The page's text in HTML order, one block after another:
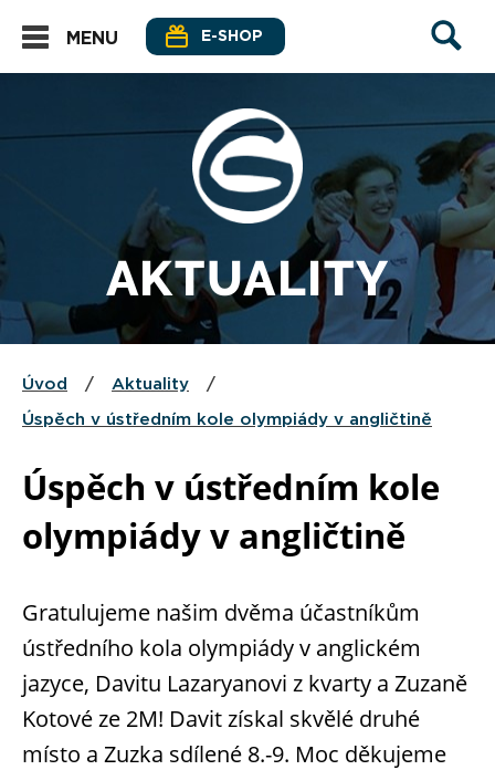
MENU E-SHOP
AKTUALITY
Úvod / Aktuality /
Úspěch v ústředním kole olympiády v angličtině
Úspěch v ústředním kole
olympiády v angličtině
Gratulujeme našim dvěma účastníkům
ústředního kola olympiády v anglickém
jazyce, Davitu Lazaryanovi z kvarty a Zuzaně
Kotové ze 2M! Davit získal skvělé druhé
místo a Zuzka sdílené 8.-9. Moc děkujeme